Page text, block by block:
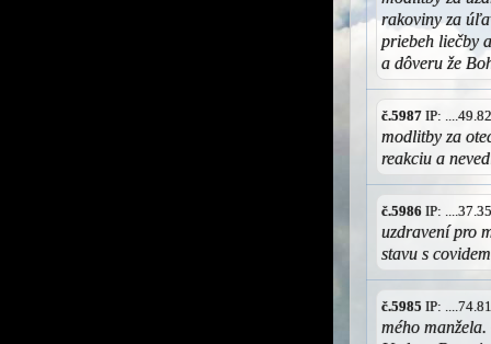
rakoviny za
priebeh liečby
a dôveru že
č.5987 IP:
modlitby za
reakciu a
č.5986 IP:
uzdravení pro
stavu s
č.5985 IP:
mého